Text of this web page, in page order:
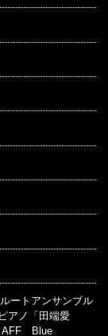
ートアンサンブル
アノ「田端愛
AFF Blue